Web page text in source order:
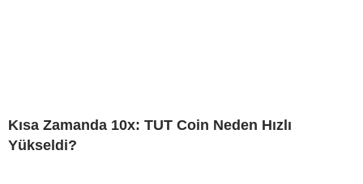
Kısa Zamanda 10x: TUT Coin Neden Hızlı
Yükseldi?